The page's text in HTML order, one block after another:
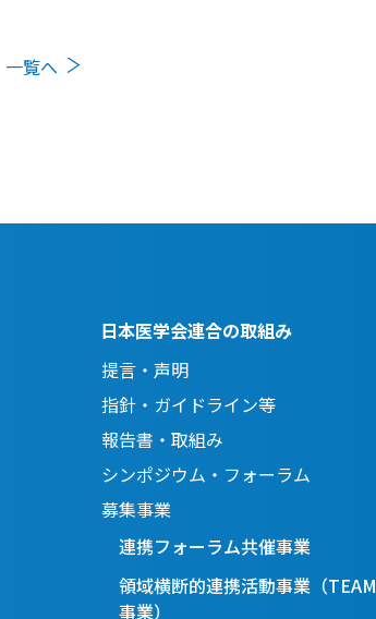
投稿
一覧へ 次の投稿
日本医学会連合の取組み
提言・声明
指針・ガイドライン等
報告書・取組み
シンポジウム・フォーラム
募集事業
連携フォーラム共催事業
領域横断的連携活動事業（TEAM
事業）